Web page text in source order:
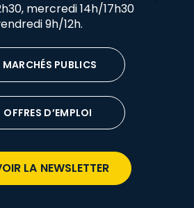
mercredi 14h/17h30
9h/12h.
MARCHÉS PUBLICS
OFFRES D’EMPLOI
LA NEWSLETTER